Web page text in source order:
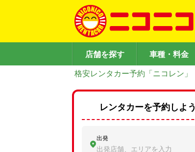
店舗を探す 車種・料金
格安レンタカー予約「ニコレン」
レンタカーを予約しよう
出発
出発店舗、エリアを入力